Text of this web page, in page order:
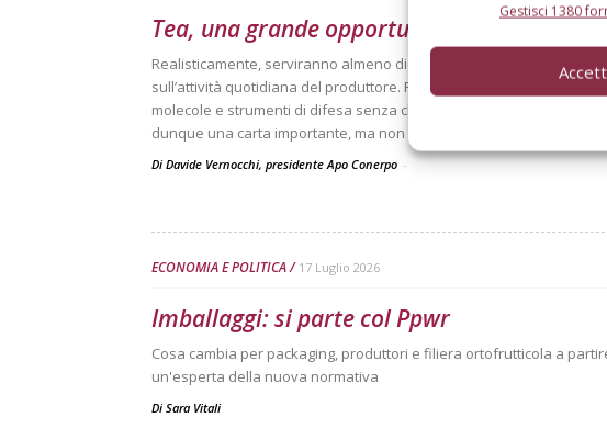
Gestisci 1380
Tea, una grande opportunità che non può
Realisticamente, serviranno almeno dieci anni prima che le Tea
sull’attività quotidiana del produttore. Per questo non possono
molecole e strumenti di difesa senza che siano già disponibili
dunque una carta importante, ma non la carta che da sola farà
Di Davide Vernocchi, presidente Apo Conerpo -
ECONOMIA E POLITICA 17 Luglio 2026
Imballaggi: si parte col Ppwr
Cosa cambia per packaging, produttori e filiera ortofrutticola a
un'esperta della nuova normativa
Di Sara Vitali